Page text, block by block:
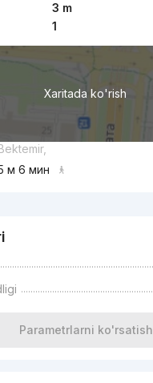
3 m
1
Xaritada ko'rish
м 6 мин
Parametrlarni ko'rsatish